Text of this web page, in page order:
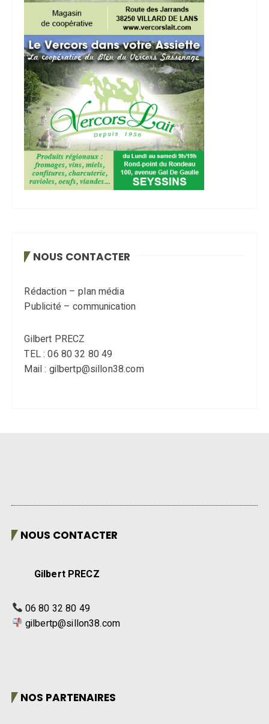
NOUS CONTACTER
Rédaction – plan média
Publicité – communication
Gilbert PRECZ
TEL : 06 80 32 80 49
Mail : gilbertp@sillon38.com
NOUS CONTACTER
Gilbert PRECZ
06 80 32 80 49
gilbertp@sillon38.com
NOS PARTENAIRES